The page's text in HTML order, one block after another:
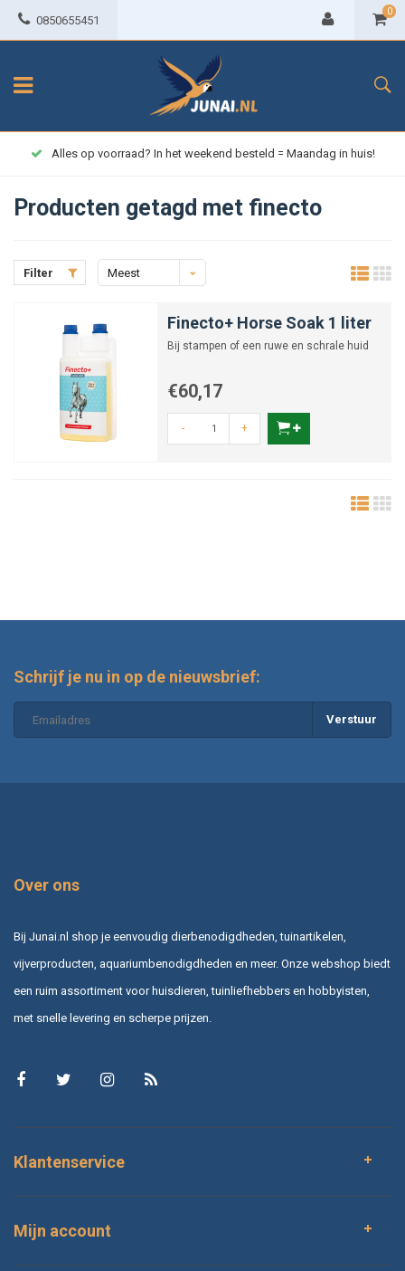
0850655451
0
Alles op voorraad? In het weekend besteld = Maandag in huis!
Producten getagd met finecto
Filter
Meest
Finecto+ Horse Soak 1 liter
Bij stampen of een ruwe en schrale huid
€60,17
- +
Schrijf je nu in op de nieuwsbrief:
Verstuur
Over ons
Bij Junai.nl shop je eenvoudig dierbenodigdheden, tuinartikelen,
vijverproducten, aquariumbenodigdheden en meer. Onze webshop biedt
een ruim assortiment voor huisdieren, tuinliefhebbers en hobbyisten,
met snelle levering en scherpe prijzen.
Klantenservice
Mijn account